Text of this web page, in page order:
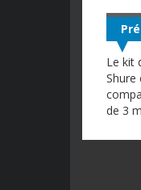
Le kit
Shure
de 3